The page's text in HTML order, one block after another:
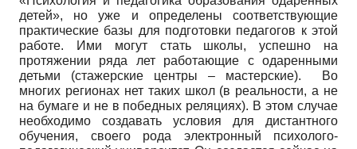
детей», но уже и определены соответствующие
практические базы для подготовки педагогов к этой
работе. Ими могут стать школы, успешно на
протяжении ряда лет работающие с одаренными
детьми (стажерские центры – мастерские). Во
многих регионах нет таких школ (в реальности, а не
на бумаге и не в победных реляциях). В этом случае
необходимо создавать условия для дистантного
обучения, своего рода электронный психолого-